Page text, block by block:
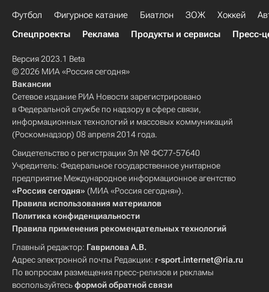
Футбол Фигурное катание Биатлон ЗОЖ Хоккей
Спецпроекты
Реклама Продукты и сервисы Пресс-
Версия 2023.1 Beta
© 2026 МИА «Россия сегодня»
Вакансии
Сетевое издание РИА Новости зарегистрировано
в Федеральной службе по надзору в сфере связи,
информационных технологий и массовых коммуникаций
(Роскомнадзор) 08 апреля 2014 года.
Свидетельство о регистрации Эл № ФС77-57640
Учредитель: Федеральное государственное унитарное
предприятие Международное информационное агентство
«Россия сегодня» (МИА «Россия сегодня»).
Правила использования материалов
Политика конфиденциальности
Правила применения рекомендательных технологий
Главный редактор: Гаврилова А.В.
Адрес электронной почты Редакции: r-sport.internet@ria.ru
По вопросам размещения пресс-релизов и рекламы
воспользуйтесьформой обратной связи